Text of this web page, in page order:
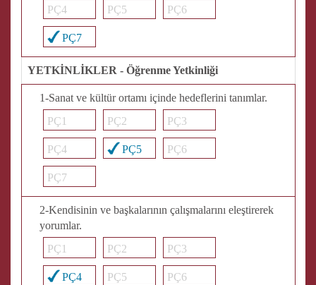
PÇ4 PÇ5 PÇ6
PÇ7
YETKİNLİKLER - Öğrenme Yetkinliği
1-Sanat ve kültür ortamı içinde hedeflerini tanımlar.
PÇ1
PÇ2 PÇ3
PÇ4 PÇ5 PÇ6
PÇ7
2-Kendisinin ve başkalarının çalışmalarını eleştirerek
yorumlar.
PÇ1
PÇ2 PÇ3
PÇ4 PÇ5 PÇ6